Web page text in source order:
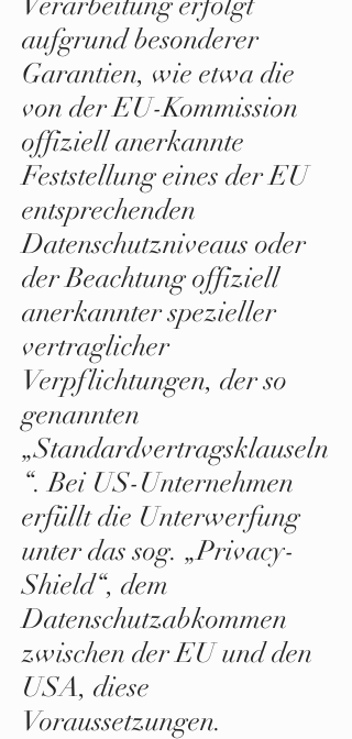
aufgrund besonderer
Garantien, wie etwa die
von der EU-Kommission
offiziell anerkannte
Feststellung eines der EU
entsprechenden
Datenschutzniveaus oder
der Beachtung offiziell
anerkannter spezieller
vertraglicher
Verpflichtungen, der so
genannten
„Standardvertragsklauseln
“. Bei US-Unternehmen
erfüllt die Unterwerfung
unter das sog. „Privacy-
Shield“, dem
Datenschutzabkommen
zwischen der EU und den
USA, diese
Voraussetzungen.